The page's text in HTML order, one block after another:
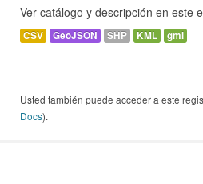
Ver catálogo y descripción en este
CSV GeoJSON SHP KML gml
Usted también puede acceder a este
Docs).